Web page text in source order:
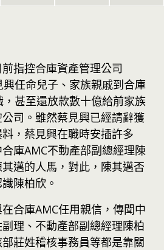
指控合庫資產管理公司
興任命兒子、家族親戚到合庫
，甚至還放款數十億給前家族
司。雖然蔡見興已經請辭獲
，蔡見興在職時安插許多
合庫AMC不動產部副總經理陳
邁的人馬，對此，陳其邁否
陳柏欣。
合庫AMC任用親信，傳聞中
理、不動產部副總經理陳柏
莊姓稽核事務員等都是靠關